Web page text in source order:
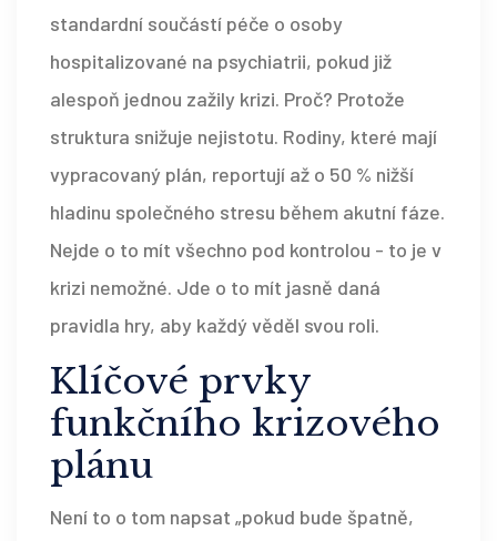
standardní součástí péče o osoby
hospitalizované na psychiatrii, pokud již
alespoň jednou zažily krizi. Proč? Protože
struktura snižuje nejistotu. Rodiny, které mají
vypracovaný plán, reportují až o 50 % nižší
hladinu společného stresu během akutní fáze.
Nejde o to mít všechno pod kontrolou - to je v
krizi nemožné. Jde o to mít jasně daná
pravidla hry, aby každý věděl svou roli.
Klíčové prvky
funkčního krizového
plánu
Není to o tom napsat „pokud bude špatně,